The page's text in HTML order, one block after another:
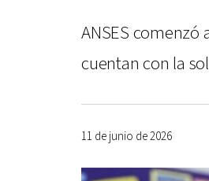
ANSES
cuentan con la
11 de junio de 2026